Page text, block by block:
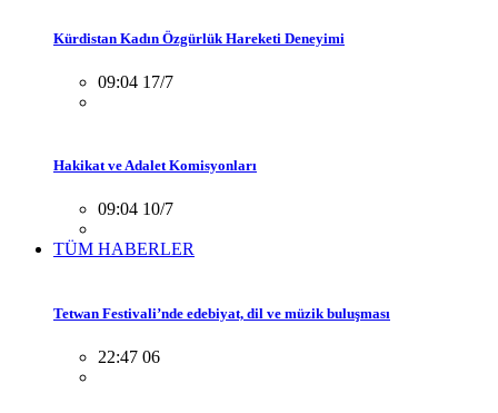
Kürdistan Kadın Özgürlük Hareketi Deneyimi
09:04 17/7
Hakikat ve Adalet Komisyonları
09:04 10/7
TÜM HABERLER
Tetwan Festivali’nde edebiyat, dil ve müzik buluşması
22:47 06